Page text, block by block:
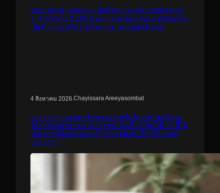
GAC AION Thailand เปิดจำหน่าย GAC GN8 PHEV
ราคาเริ่มต้น 2.199 ล้านบาท พร้อมแคมเปญพิเศษช่วง
เปิดตัว และบริการหลังการขายระดับพรีเมียม
4 สิงหาคม 2026.Chayissara Areeyasombat
บางจากฯ และสมาชิกบางจากกรีนไมลส์ร่วมบริจาค
ให้องค์กรสาธารณประโยชน์ ต่อเนื่องเป็นปีที่ 20 ที่ได้
เดินทางเคียงข้างกันสร้างสรรค์สังคมไทยให้น่าอยู่
บางจากฯ